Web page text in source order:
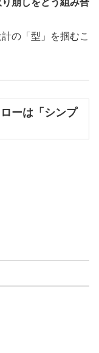
崩しをどう組み合
の「型」を掴むこ
ーは「シンプ